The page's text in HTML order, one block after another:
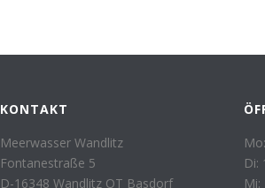
KONTAKT
Meerwasser Wandlitz
Fontanestraße 5
D-16348 Wandlitz OT Basdorf
Di:
Mi: